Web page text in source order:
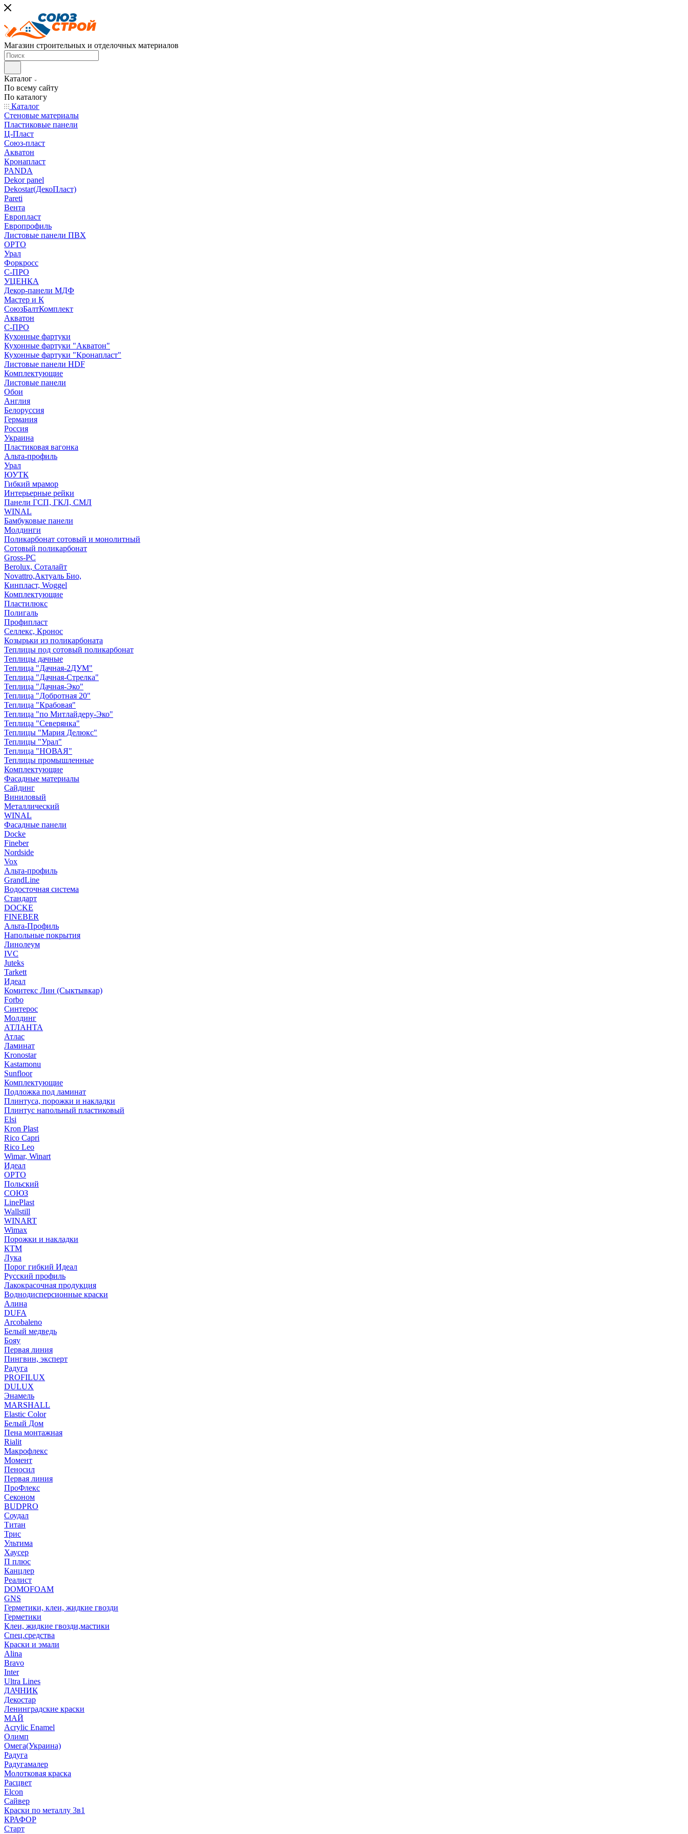
Магазин строительных и отделочных материалов
Каталог
По всему сайту
По каталогу
Каталог
Стеновые материалы
Пластиковые панели
Ц-Пласт
Союз-пласт
Акватон
Кронапласт
PANDA
Dekor panel
Dekostar(ДекоПласт)
Pareti
Вента
Европласт
Европрофиль
Листовые панели ПВХ
ОРТО
Урал
Форкросс
С-ПРО
УЦЕНКА
Декор-панели МДФ
Мастер и К
СоюзБалтКомплект
Акватон
С-ПРО
Кухонные фартуки
Кухонные фартуки "Акватон"
Кухонные фартуки "Кронапласт"
Листовые панели HDF
Комплектующие
Листовые панели
Обои
Англия
Белоруссия
Германия
Россия
Украина
Пластиковая вагонка
Альта-профиль
Урал
ЮУТК
Гибкий мрамор
Интерьерные рейки
Панели ГСП, ГКЛ, СМЛ
WINAL
Бамбуковые панели
Молдинги
Поликарбонат сотовый и монолитный
Сотовый поликарбонат
Gross-PC
Berolux, Соталайт
Novattro,Актуаль Био,
Кинпласт, Woggel
Комплектующие
Пластилюкс
Полигаль
Профипласт
Селлекс, Кронос
Козырьки из поликарбоната
Теплицы под сотовый поликарбонат
Теплицы дачные
Теплица "Дачная-2ДУМ"
Теплица "Дачная-Стрелка"
Теплица "Дачная-Эко"
Теплица "Добротная 20"
Теплица "Крабовая"
Теплица "по Митлайдеру-Эко"
Теплица "Северянка"
Теплицы "Мария Делюкс"
Теплицы "Урал"
Теплица "НОВАЯ"
Теплицы промышленные
Комплектующие
Фасадные материалы
Сайдинг
Виниловый
Металлический
WINAL
Фасадные панели
Docke
Fineber
Nordside
Vox
Альта-профиль
GrandLine
Водосточная система
Стандарт
DOCKE
FINEBER
Альта-Профиль
Напольные покрытия
Линолеум
IVC
Juteks
Tarkett
Идеал
Комитекс Лин (Сыктывкар)
Forbo
Синтерос
Молдинг
АТЛАНТА
Атлас
Ламинат
Kronostar
Kastamonu
Sunfloor
Комплектующие
Подложка под ламинат
Плинтуса, порожки и накладки
Плинтус напольный пластиковый
Elsi
Kron Plast
Rico Capri
Rico Leo
Wimar, Winart
Идеал
ОРТО
Польский
СОЮЗ
LinePlast
Wallstill
WINART
Wimax
Порожки и накладки
КТМ
Лука
Порог гибкий Идеал
Русский профиль
Лакокрасочная продукция
Воднодисперсионные краски
Алина
DUFA
Arcobaleno
Белый медведь
Бояу
Первая линия
Пингвин, эксперт
Радуга
PROFILUX
DULUX
Энамель
MARSHALL
Elastic Color
Белый Дом
Пена монтажная
Rialit
Макрофлекс
Момент
Пеносил
Первая линия
ПроФлекс
Секоном
BUDPRO
Соудал
Титан
Трис
Ультима
Хаусер
П плюс
Канцлер
Реалист
DOMOFOAM
GNS
Герметики, клеи, жидкие гвозди
Герметики
Клеи, жидкие гвозди,мастики
Спец.средства
Краски и эмали
Alina
Bravo
Inter
Ultra Lines
ДАЧНИК
Декостар
Ленинградские краски
МАЙ
Acrylic Enamel
Олимп
Омега(Украина)
Радуга
Радугамалер
Молотковая краска
Расцвет
Elcon
Сайвер
Краски по металлу 3в1
КРАФОР
Старт